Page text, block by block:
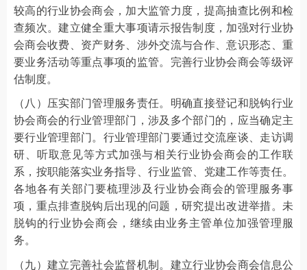
较高的行业协会商会，加大监管力度，提高抽查比例和检
查频次。建立健全重大事项请示报告制度，加强对行业协
会商会收费、资产财务、涉外交流与合作、意识形态、重
要业务活动等重点事项的监管。完善行业协会商会等级评
估制度。
（八）压实部门管理服务责任。明确直接登记和脱钩行业
协会商会的行业管理部门，涉及多个部门的，应当确定主
要行业管理部门。行业管理部门要通过交流座谈、走访调
研、听取意见等方式加强与相关行业协会商会的工作联
系，按职能落实业务指导、行业监管、党建工作等责任。
各地各有关部门要梳理涉及行业协会商会的管理服务事
项，重点排查脱钩后出现的问题，研究提出改进举措。未
脱钩的行业协会商会，继续由业务主管单位加强管理服
务。
（九）建立完善社会监督机制。建立行业协会商会信息公